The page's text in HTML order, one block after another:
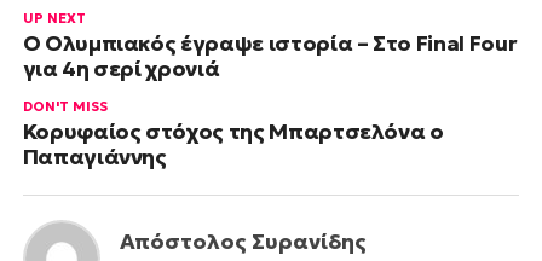
UP NEXT
Ο Ολυμπιακός έγραψε ιστορία – Στο Final Four
για 4η σερί χρονιά
DON'T MISS
Κορυφαίος στόχος της Μπαρτσελόνα ο
Παπαγιάννης
Απόστολος Συρανίδης